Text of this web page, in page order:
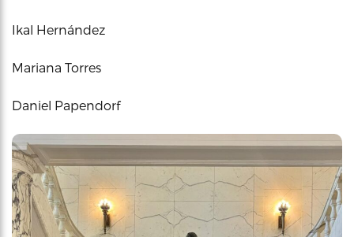
Ikal Hernández
Mariana Torres
Daniel Papendorf